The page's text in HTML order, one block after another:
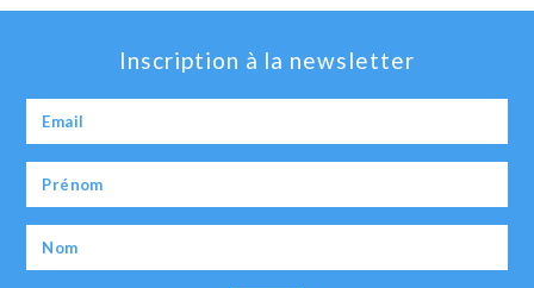
Inscription à la newsletter